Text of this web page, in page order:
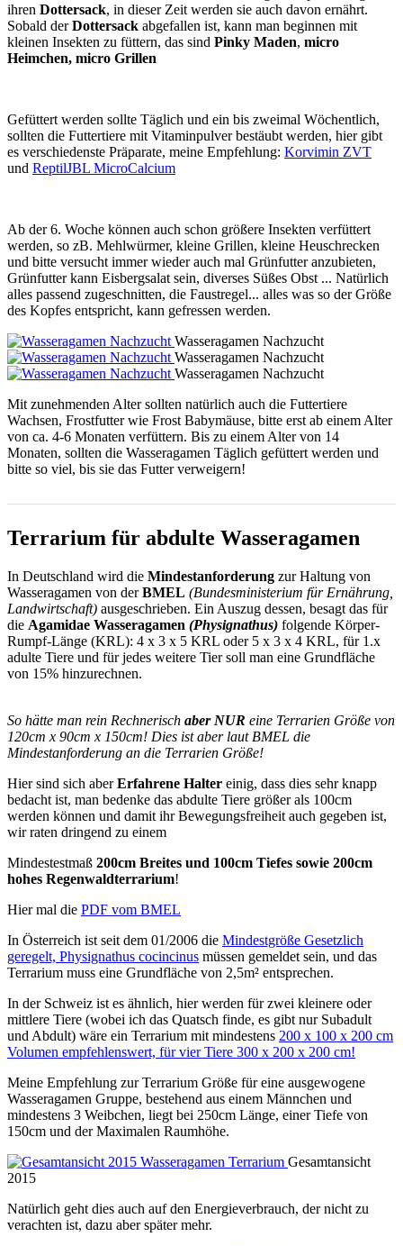
ihren Dottersack, in dieser Zeit werden sie auch davon ernährt.
Sobald derDottersack abgefallen ist, kann man beginnen mit
kleinen Insekten zu füttern, das sind Pinky Maden, micro
Heimchen, micro Grillen
Gefüttert werden sollte Täglich und ein bis zweimal Wöchentlich,
sollten die Futtertiere mit Vitaminpulver bestäubt werden, hier gibt
es verschiedenste Präparate, meine Empfehlung: Korvimin ZVT
und ReptilJBL MicroCalcium
Ab der 6. Woche können auch schon größere Insekten verfüttert
werden, so zB. Mehlwürmer, kleine Grillen, kleine Heuschrecken
und bitte versucht immer wieder auch mal Grünfutter anzubieten,
Grünfutter kann Eisbergsalat sein, diverses Süßes Obst ... Natürlich
alles passend zugeschnitten, die Faustregel... alles was so der Größe
des Kopfes entspricht, kann gefressen werden.
Wasseragamen Nachzucht
Wasseragamen Nachzucht
Wasseragamen Nachzucht
Mit zunehmenden Alter sollten natürlich auch die Futtertiere
Wachsen, Frostfutter wie Frost Babymäuse, bitte erst ab einem Alter
von ca. 4-6 Monaten verfüttern. Bis zu einem Alter von 14
Monaten, sollten die Wasseragamen Täglich gefüttert werden und
bitte so viel, bis sie das Futter verweigern!
Terrarium für abdulte Wasseragamen
In Deutschland wird die Mindestanforderung zur Haltung von
Wasseragamen von derBMEL (Bundesministerium für Ernährung,
Landwirtschaft) ausgeschrieben. Ein Auszug dessen, besagt das für
die Agamidae Wasseragamen (Physignathus) folgende Körper-
Rumpf-Länge (KRL): 4 x 3 x 5 KRL oder 5 x 3 x 4 KRL, für 1.x
adulte Tiere und für jedes weitere Tier soll man eine Grundfläche
von 15% hinzurechnen.
So hätte man rein Rechnerisch aber NUR eine Terrarien Größe von
120cm x 90cm x 150cm! Dies ist aber laut BMEL die
Mindestanforderung an die Terrarien Größe!
Hier sind sich aberErfahrene Halter einig, dass dies sehr knapp
bedacht ist, man bedenke das abdulte Tiere größer als 100cm
werden können und damit ihr Bewegungsfreiheit auch gegeben ist,
wir raten dringend zu einem
Mindestestmaß 200cm Breites und 100cm Tiefes sowie 200cm
hohes Regenwaldterrarium!
Hier mal die PDF vom BMEL
In Österreich ist seit dem 01/2006 die Mindestgröße Gesetzlich
geregelt, Physignathus cocincinus müssen gemeldet sein, und das
Terrarium muss eine Grundfläche von 2,5m² entsprechen.
In der Schweiz ist es ähnlich, hier werden für zwei kleinere oder
mittlere Tiere (wobei ich das Quatsch finde, es gibt nur Subadult
und Abdult) wäre ein Terrarium mit mindestens 200 x 100 x 200 cm
Volumen empfehlenswert, für vier Tiere 300 x 200 x 200 cm!
Meine Empfehlung zur Terrarium Größe für eine ausgewogene
Wasseragamen Gruppe, bestehend aus einem Männchen und
mindestens 3 Weibchen, liegt bei 250cm Länge, einer Tiefe von
150cm und der Maximalen Raumhöhe.
Gesamtansicht
2015
Natürlich geht dies auch auf den Energieverbrauch, der nicht zu
verachten ist, dazu aber später mehr.